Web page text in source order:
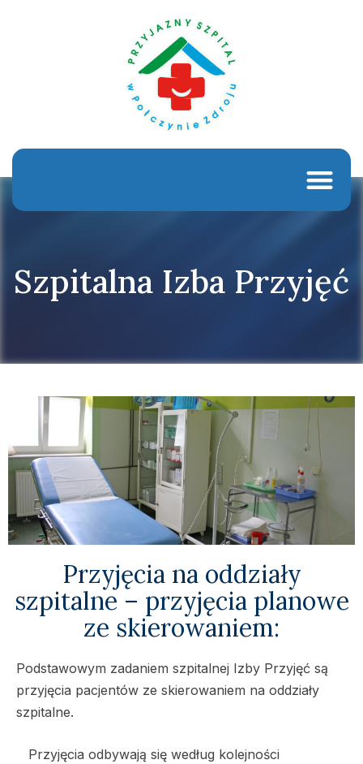
Szpitalna Izba Przyjęć
Przyjęcia na oddziały
szpitalne – przyjęcia planowe
ze skierowaniem:
Podstawowym zadaniem szpitalnej Izby Przyjęć są
przyjęcia pacjentów ze skierowaniem na oddziały
szpitalne.
Przyjęcia odbywają się według kolejności